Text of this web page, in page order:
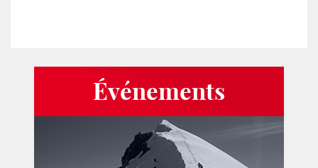
Événements